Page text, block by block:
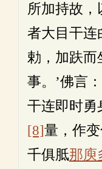
所加持故，
者大目干连
勅，加趺而
事。’佛言
干连即时勇
[8]量，作
千俱胝那庾